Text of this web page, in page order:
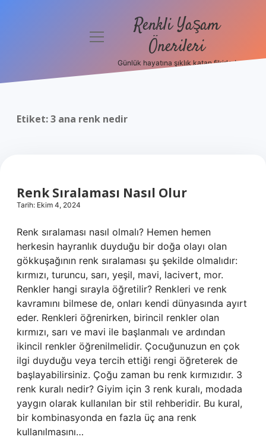
Politikası
menüyü
Renkli Yaşam
Önerileri
Günlük hayatına şıklık katan fikirler!
Etiket:3 ana renk nedir
Renk Sıralaması Nasıl Olur
Tarih: Ekim 4, 2024
Renk sıralaması nasıl olmalı? Hemen hemen
herkesin hayranlık duyduğu bir doğa olayı olan
gökkuşağının renk sıralaması şu şekilde olmalıdır:
kırmızı, turuncu, sarı, yeşil, mavi, lacivert, mor.
Renkler hangi sırayla öğretilir? Renkleri ve renk
kavramını bilmese de, onları kendi dünyasında ayırt
eder. Renkleri öğrenirken, birincil renkler olan
kırmızı, sarı ve mavi ile başlanmalı ve ardından
ikincil renkler öğrenilmelidir. Çocuğunuzun en çok
ilgi duyduğu veya tercih ettiği rengi öğreterek de
başlayabilirsiniz. Çoğu zaman bu renk kırmızıdır. 3
renk kuralı nedir? Giyim için 3 renk kuralı, modada
yaygın olarak kullanılan bir stil rehberidir. Bu kural,
bir kombinasyonda en fazla üç ana renk
kullanılmasını…